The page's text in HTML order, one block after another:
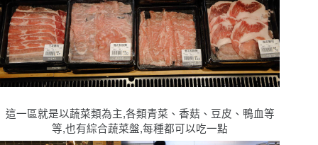
這一區就是以蔬菜類為主,各類青菜、香菇、豆皮、鴨血等
等,也有綜合蔬菜盤,每種都可以吃一點